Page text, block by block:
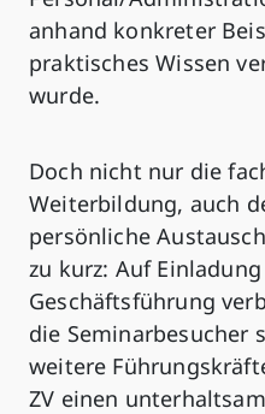
anhand konkreter
praktisches Wissen
wurde.
Doch nicht nur die
Weiterbildung, auch
persönliche
zu kurz: Auf
Geschäftsführung
die Seminarbesucher
weitere
ZV einen